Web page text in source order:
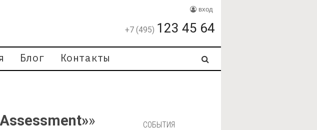
вход
+7 (495) 123 45 64
Блог Контакты
» СОБЫТИЯ